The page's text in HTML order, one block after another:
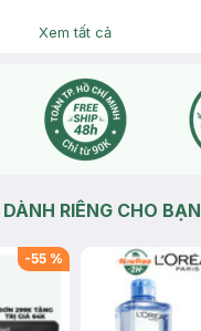
Xem tất cả
RIÊNG CHO BẠN
-55 %